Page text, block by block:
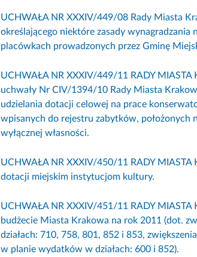
UCHWAŁA NR XXXIV/449/08 Rady Miasta
określającego niektóre zasady
placówkach prowadzonych przez Gminę
UCHWAŁA NR XXXIV/449/11 RADY
uchwały Nr CIV/1394/10 Rady Miasta
udzielania dotacji celowej na prace
wpisanych do rejestru zabytków, położonych
wyłącznej własności.
UCHWAŁA NR XXXIV/450/11 RADY
dotacji miejskim instytucjom kultury.
UCHWAŁA NR XXXIV/451/11 RADY
budżecie Miasta Krakowa na rok 2011 (dot.
działach: 710, 758, 801, 852 i 853,
w planie wydatków w działach: 600 i 852).